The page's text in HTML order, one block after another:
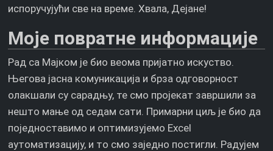
испоручујући све на време. Хвала, Дејане!
Моје повратне информације
Рад са Мајком је био веома пријатно искуство.
Његова јасна комуникација и брза одговорност
олакшали су сарадњу, те смо пројекат завршили за
нешто мање од седам сати. Примарни циљ је био да
поједноставимо и оптимизујемо Excel
аутоматизацију, и то смо заједно постигли. Радујем